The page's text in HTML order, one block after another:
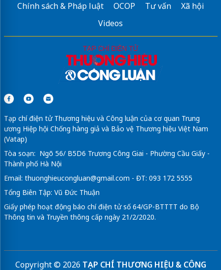
Chính sách & Pháp luật
OCOP Tư vấn
Xã hội
Videos
Tạp chí điện tử Thương hiệu và Công luận của cơ quan Trung
ương Hiệp hội Chống hàng giả và Bảo vệ Thương hiệu Việt Nam
(Vatap)
Tòa soạn: Ngõ 56/ B5D6 Trương Công Giai - Phường Cầu Giấy -
Thành phố Hà Nội
Email: thuonghieucongluan@gmail.com - ĐT: 093 172 5555
Tổng Biên Tập: Vũ Đức Thuận
Giấy phép hoạt động báo chí điện tử số 64/GP-BTTTT do Bộ
Thông tin và Truyền thông cấp ngày 21/2/2020.
Copyright © 2026 TẠP CHÍ THƯƠNG HIỆU & CÔNG